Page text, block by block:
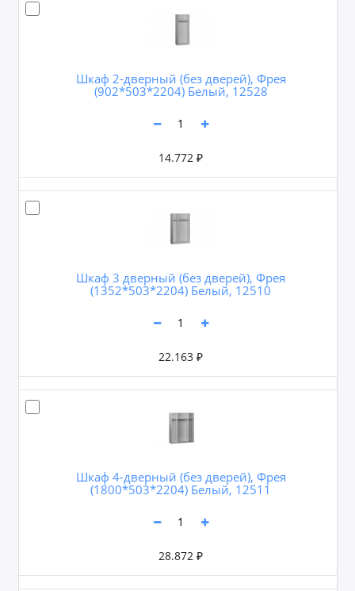
Шкаф 2-дверный (без дверей), Фрея
(902*503*2204) Белый, 12528
14.772 ₽
Шкаф 3 дверный (без дверей), Фрея
(1352*503*2204) Белый, 12510
22.163 ₽
Шкаф 4-дверный (без дверей), Фрея
(1800*503*2204) Белый, 12511
28.872 ₽